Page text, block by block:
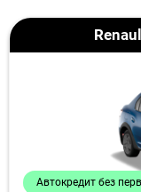
Автокредит без